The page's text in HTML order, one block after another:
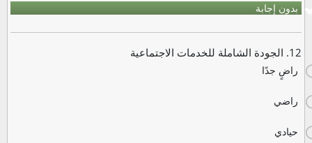
بدون إجابة
12. الجودة الشاملة للخدمات الاجتماعية
راضٍ جدًا
راضي
حيادي